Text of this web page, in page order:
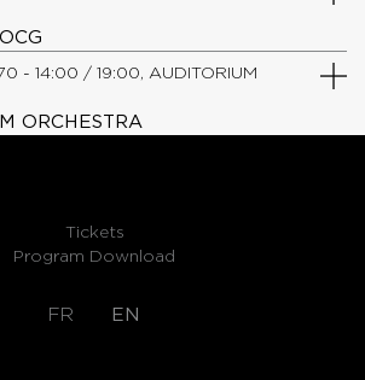
- 14:00 / 19:00, AUDITORIUM
ORCHESTRA
Tickets
Program Download
FR EN